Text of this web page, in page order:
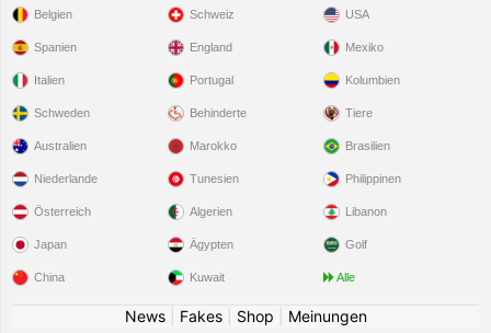
Belgien
Spanien
Italien
Schweden
Schweiz
England
Portugal
Behinderte
USA
Mexiko
Kolumbien
Tiere
Australien
Niederlande
Österreich
Japan
China
Marokko
Tunesien
Algerien
Ägypten
Kuwait
Brasilien
Philippinen
Libanon
Golf
Alle
News| Fakes| Shop
Meinungen